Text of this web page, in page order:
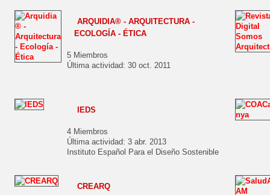
ARQUIDIA® - ARQUITECTURA -
ECOLOGÍA - ÉTICA
5 Miembros
Última actividad: 30 oct. 2011
IEDS
4 Miembros
Última actividad: 3 abr. 2013
Instituto Español Para el Diseño Sostenible
CREARQ